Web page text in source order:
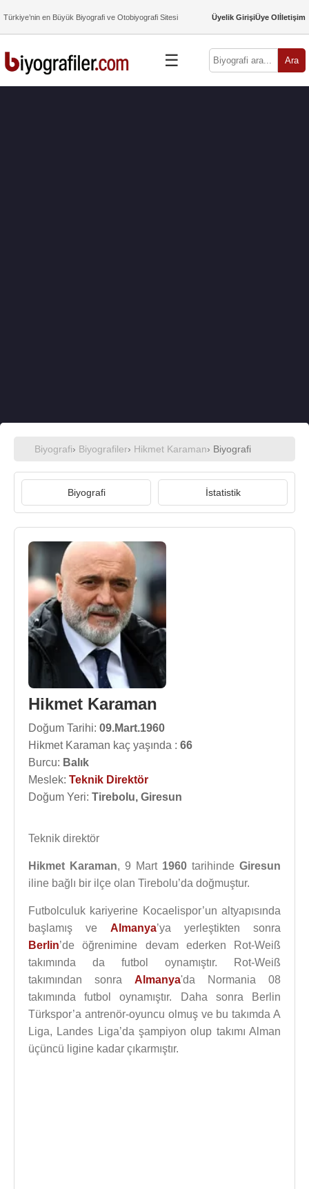
Türkiye’nin en Büyük Biyografi ve Otobiyografi Sitesi Üyelik GirişiÜye Olİletişim
☰ Ara
Biyografi› Biyografiler› Hikmet Karaman› Biyografi
Biyografi İstatistik
Hikmet Karaman
Doğum Tarihi: 09.Mart.1960
Hikmet Karaman kaç yaşında : 66
Burcu: Balık
Meslek: Teknik Direktör
Doğum Yeri: Tirebolu, Giresun
Teknik direktör
Hikmet Karaman, 9 Mart 1960 tarihinde Giresun
iline bağlı bir ilçe olan Tirebolu’da doğmuştur.
Futbolculuk kariyerine Kocaelispor’un altyapısında
başlamış ve Almanya’ya yerleştikten sonra
Berlin’de öğrenimine devam ederken Rot-Weiß
takımında da futbol oynamıştır. Rot-Weiß
takımından sonra Almanya'da Normania 08
takımında futbol oynamıştır. Daha sonra Berlin
Türkspor’a antrenör-oyuncu olmuş ve bu takımda A
Liga, Landes Liga’da şampiyon olup takımı Alman
üçüncü ligine kadar çıkarmıştır.